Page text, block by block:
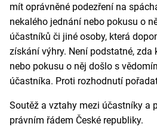
mít oprávněné podezření na
nekalého jednání nebo pokusu o
účastníků či jiné osoby, která
získání výhry. Není podstatné, zda
nebo pokusu o něj došlo s
účastníka. Proti rozhodnutí
Soutěž a vztahy mezi účastníky a
právním řádem České republiky.